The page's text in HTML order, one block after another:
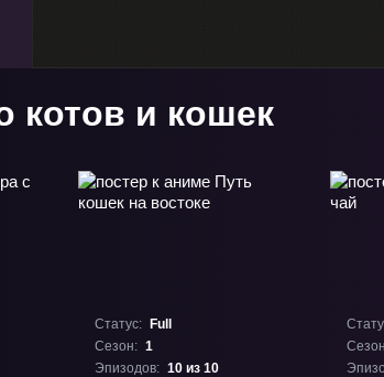
котов и кошек
Статус:
Full
Сезон: 1
Эпизодов: 10 из 10